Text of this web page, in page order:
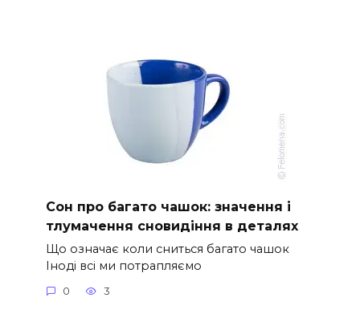
Сон про багато чашок: значення і
тлумачення сновидіння в деталях
Що означає коли сниться багато чашок
Іноді всі ми потрапляємо
0 3